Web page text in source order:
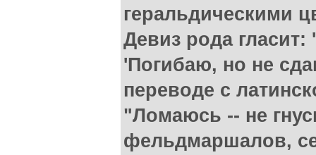
геральдическими
Девиз рода
'Погибаю, но не
переводе с
"Ломаюсь -- не
фельдмаршалов,